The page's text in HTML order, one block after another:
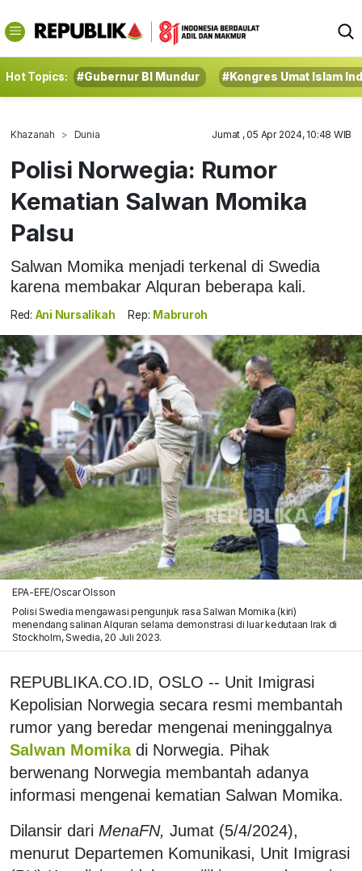
Hot Topics: #Gubernur BI Mundur #Kongres Umat Islam
Khazanah Dunia Jumat , 05 Apr 2024, 10:48 WIB
Polisi Norwegia: Rumor
Kematian Salwan Momika
Palsu
Salwan Momika menjadi terkenal di Swedia
karena membakar Alquran beberapa kali.
Red: Ani Nursalikah Rep: Mabruroh
EPA-EFE/Oscar Olsson
Polisi Swedia mengawasi pengunjuk rasa Salwan Momika (kiri)
menendang salinan Alquran selama demonstrasi di luar kedutaan Irak di
Stockholm, Swedia, 20 Juli 2023.
REPUBLIKA.CO.ID, OSLO -- Unit Imigrasi
Kepolisian Norwegia secara resmi membantah
rumor yang beredar mengenai meninggalnya
Salwan Momika di Norwegia. Pihak
berwenang Norwegia membantah adanya
informasi mengenai kematian Salwan Momika.
Dilansir dari MenaFN, Jumat (5/4/2024),
menurut Departemen Komunikasi, Unit Imigrasi